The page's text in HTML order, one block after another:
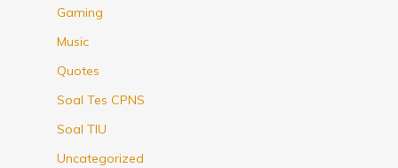
Gaming
Music
Quotes
Soal Tes CPNS
Soal TIU
Uncategorized